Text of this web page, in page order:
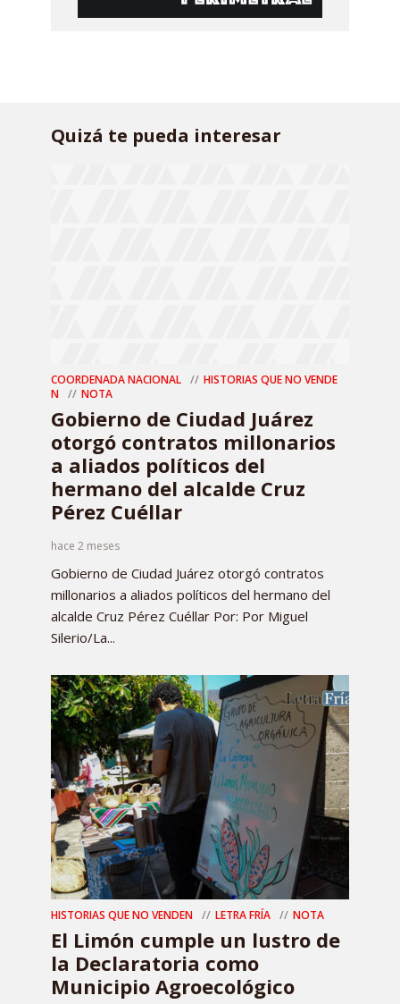
Quizá te pueda interesar
COORDENADA NACIONAL
HISTORIAS QUE NO VENDE
N
NOTA
Gobierno de Ciudad Juárez
otorgó contratos millonarios
a aliados políticos del
hermano del alcalde Cruz
Pérez Cuéllar
hace 2 meses
Gobierno de Ciudad Juárez otorgó contratos
millonarios a aliados políticos del hermano del
alcalde Cruz Pérez Cuéllar Por: Por Miguel
Silerio/La...
HISTORIAS QUE NO VENDEN LETRA FRÍA NOTA
El Limón cumple un lustro de
la Declaratoria como
Municipio Agroecológico